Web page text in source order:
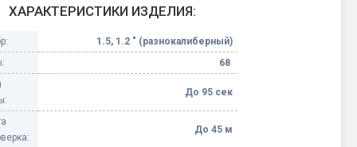
Небесные фонарики
Оборудование для
ХАРАКТЕРИСТИКИ ИЗДЕЛИЯ:
1.5, 1.2 " (разнокалиберный)
68
До 95 сек
До 45 м